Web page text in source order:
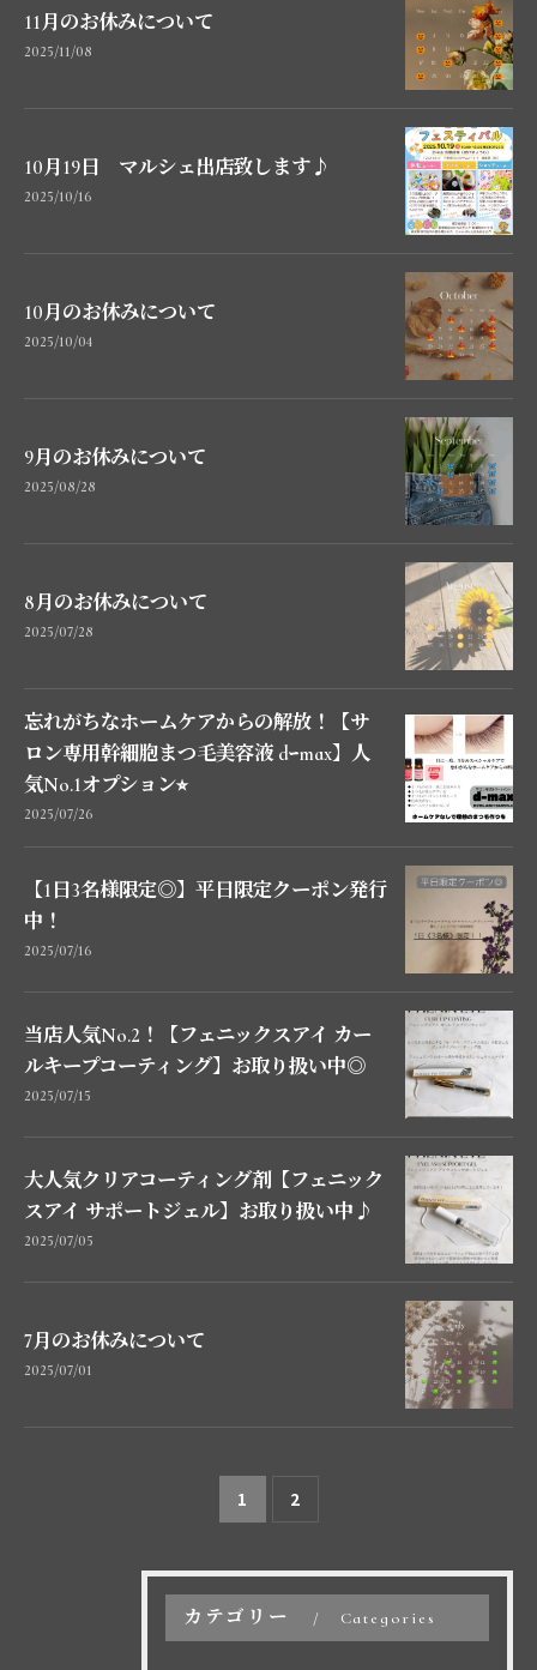
11月のお休みについて
2025/11/08
10月19日 マルシェ出店致します♪
2025/10/16
10月のお休みについて
2025/10/04
9月のお休みについて
2025/08/28
8月のお休みについて
2025/07/28
忘れがちなホームケアからの解放！【サ
ロン専用幹細胞まつ毛美容液 dｰmax】人
気No.1オプション⭐︎
2025/07/26
【1日3名様限定◎】平日限定クーポン発行
中！
2025/07/16
当店人気No.2！【フェニックスアイ カー
ルキープコーティング】お取り扱い中◎
2025/07/15
大人気クリアコーティング剤【フェニック
スアイ サポートジェル】お取り扱い中♪
2025/07/05
7月のお休みについて
2025/07/01
1 2
カテゴリー Categories